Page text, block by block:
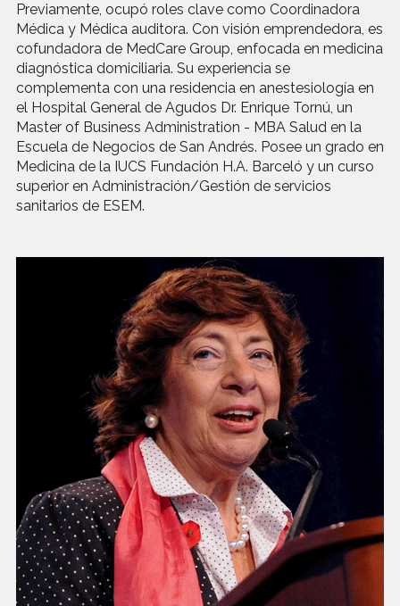
Previamente, ocupó roles clave como Coordinadora
Médica y Médica auditora. Con visión emprendedora, es
cofundadora de MedCare Group, enfocada en medicina
diagnóstica domiciliaria. Su experiencia se
complementa con una residencia en anestesiología en
el Hospital General de Agudos Dr. Enrique Tornú, un
Master of Business Administration - MBA Salud en la
Escuela de Negocios de San Andrés. Posee un grado en
Medicina de la IUCS Fundación H.A. Barceló y un curso
superior en Administración/Gestión de servicios
sanitarios de ESEM.